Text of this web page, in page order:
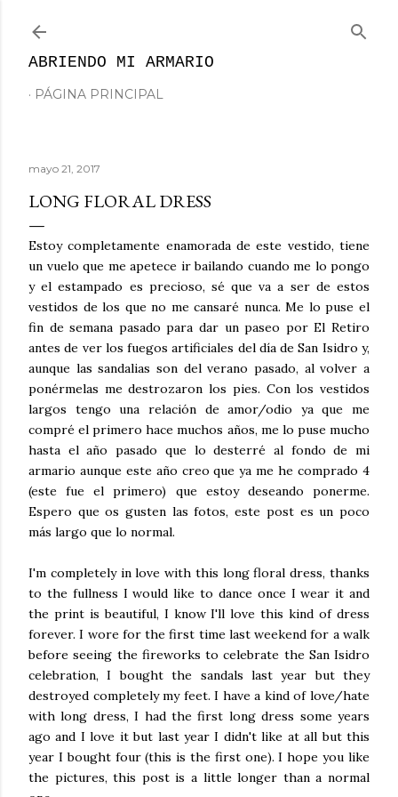
ABRIENDO MI ARMARIO
PÁGINA PRINCIPAL
mayo 21, 2017
LONG FLORAL DRESS
Estoy completamente enamorada de este vestido, tiene
un vuelo que me apetece ir bailando cuando me lo pongo
y el estampado es precioso, sé que va a ser de estos
vestidos de los que no me cansaré nunca. Me lo puse el
fin de semana pasado para dar un paseo por El Retiro
antes de ver los fuegos artificiales del día de San Isidro y,
aunque las sandalias son del verano pasado, al volver a
ponérmelas me destrozaron los pies. Con los vestidos
largos tengo una relación de amor/odio ya que me
compré el primero hace muchos años, me lo puse mucho
hasta el año pasado que lo desterré al fondo de mi
armario aunque este año creo que ya me he comprado 4
(este fue el primero) que estoy deseando ponerme.
Espero que os gusten las fotos, este post es un poco
más largo que lo normal.
I'm completely in love with this long floral dress, thanks
to the fullness I would like to dance once I wear it and
the print is beautiful, I know I'll love this kind of dress
forever. I wore for the first time last weekend for a walk
before seeing the fireworks to celebrate the San Isidro
celebration, I bought the sandals last year but they
destroyed completely my feet. I have a kind of love/hate
with long dress, I had the first long dress some years
ago and I love it but last year I didn't like at all but this
year I bought four (this is the first one). I hope you like
the pictures, this post is a little longer than a normal